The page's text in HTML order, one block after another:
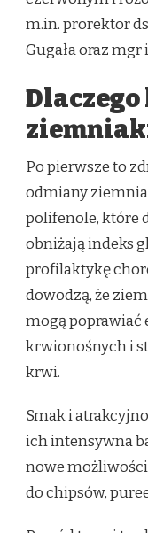
m.in. prorektor
Gugała oraz
Po pierwsze to
odmiany
polifenole, które
obniżają indeks
profilaktykę
dowodzą, że
mogą poprawiać
krwionośnych i
krwi.
Smak i
ich intensywna
nowe
do chipsów,